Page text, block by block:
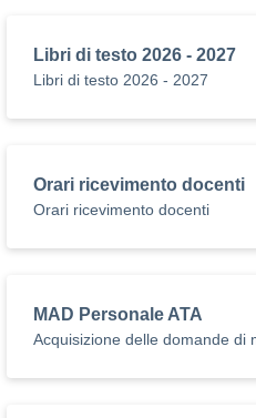
Libri di testo 2026 - 2027
Libri di testo 2026 - 2027
Orari ricevimento docenti
Orari ricevimento docenti
MAD Personale ATA
Acquisizione delle domande di